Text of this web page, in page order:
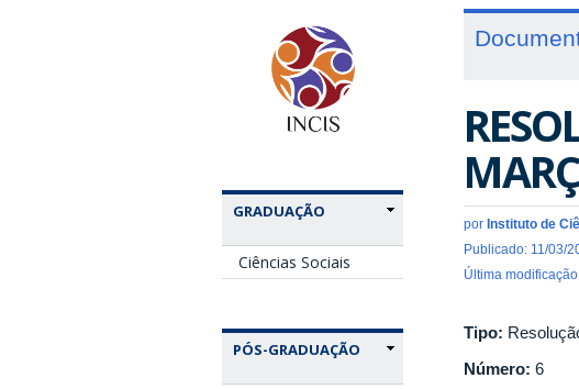
GRADUAÇÃO
Ciências Sociais
PÓS-GRADUAÇÃO
por Instituto de
Publicado: 11/03/
Última
Tipo:
Número: 6